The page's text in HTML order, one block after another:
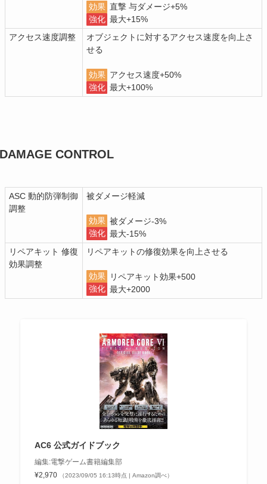
効果 直撃 与ダメージ+5%
強化 最大+15%
アクセス速度調整
オブジェクトに対するアクセス速度を向上さ
せる
効果 アクセス速度+50%
強化 最大+100%
DAMAGE CONTROL
ASC 動的防弾制御
調整
被ダメージ軽減
効果 被ダメージ-3%
強化 最大-15%
リペアキット 修復
効果調整
リペアキットの修復効果を向上させる
効果
リペアキット効果+500
強化 最大+2000
AC6 公式ガイドブック
編集:電撃ゲーム書籍編集部
¥2,970
（2023/09/05 16:13時点 | Amazon調べ）